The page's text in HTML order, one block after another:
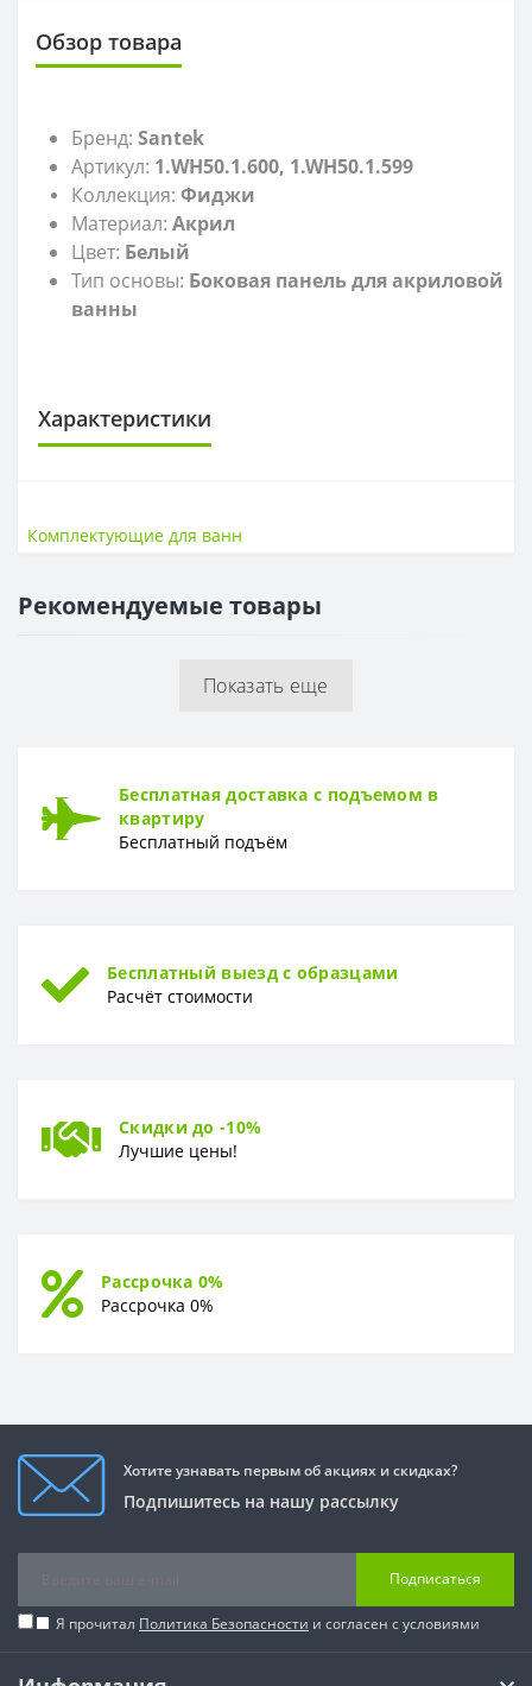
Обзор товара
Бренд: Santek
Артикул: 1.WH50.1.600, 1.WH50.1.599
Коллекция: Фиджи
Материал: Акрил
Цвет: Белый
Тип основы: Боковая панель для акриловой
ванны
Характеристики
Гарантия
Комплектующие для ванн
Рекомендуемые товары
Показать еще
Бесплатная доставка с подъемом в
квартиру
Бесплатный подъём
Бесплатный выезд с образцами
Расчёт стоимости
Скидки до -10%
Лучшие цены!
Рассрочка 0%
Рассрочка 0%
Хотите узнавать первым об акциях и скидках?
Подпишитесь на нашу рассылку
Подписаться
Я прочитал Политика Безопасности и согласен с условиями